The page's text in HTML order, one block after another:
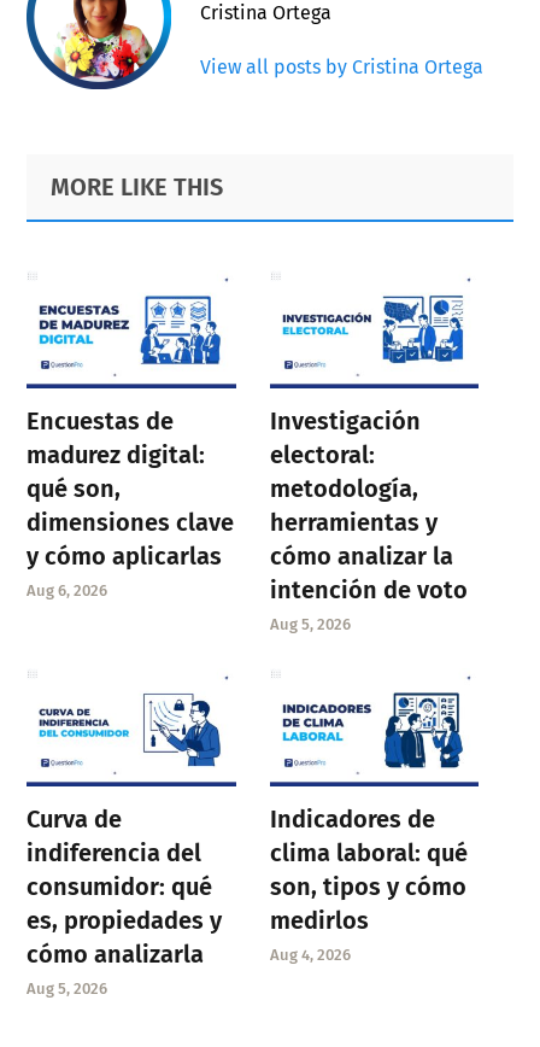
Cristina Ortega
View all posts by Cristina Ortega
Primary
Sidebar
Footer
MORE LIKE THIS
Encuestas de
madurez digital:
qué son,
dimensiones clave
y cómo aplicarlas
Aug 6, 2026
Investigación
electoral:
metodología,
herramientas y
cómo analizar la
intención de voto
Aug 5, 2026
Curva de
indiferencia del
consumidor: qué
es, propiedades y
cómo analizarla
Aug 5, 2026
Indicadores de
clima laboral: qué
son, tipos y cómo
medirlos
Aug 4, 2026